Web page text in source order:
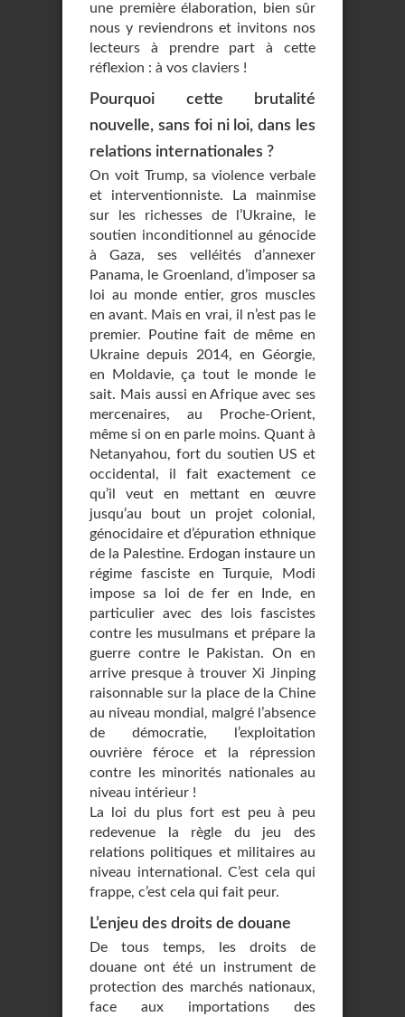
une première élaboration, bien sûr
nous y reviendrons et invitons nos
lecteurs à prendre part à cette
réflexion : à vos claviers !
Pourquoi cette brutalité
nouvelle, sans foi ni loi, dans les
relations internationales ?
On voit Trump, sa violence verbale
et interventionniste. La mainmise
sur les richesses de l’Ukraine, le
soutien inconditionnel au génocide
à Gaza, ses velléités d’annexer
Panama, le Groenland, d’imposer sa
loi au monde entier, gros muscles
en avant. Mais en vrai, il n’est pas le
premier. Poutine fait de même en
Ukraine depuis 2014, en Géorgie,
en Moldavie, ça tout le monde le
sait. Mais aussi en Afrique avec ses
mercenaires, au Proche-Orient,
même si on en parle moins. Quant à
Netanyahou, fort du soutien US et
occidental, il fait exactement ce
qu’il veut en mettant en œuvre
jusqu’au bout un projet colonial,
génocidaire et d’épuration ethnique
de la Palestine. Erdogan instaure un
régime fasciste en Turquie, Modi
impose sa loi de fer en Inde, en
particulier avec des lois fascistes
contre les musulmans et prépare la
guerre contre le Pakistan. On en
arrive presque à trouver Xi Jinping
raisonnable sur la place de la Chine
au niveau mondial, malgré l’absence
de démocratie, l’exploitation
ouvrière féroce et la répression
contre les minorités nationales au
niveau intérieur !
La loi du plus fort est peu à peu
redevenue la règle du jeu des
relations politiques et militaires au
niveau international. C’est cela qui
frappe, c’est cela qui fait peur.
L’enjeu des droits de douane
De tous temps, les droits de
douane ont été un instrument de
protection des marchés nationaux,
face aux importations des